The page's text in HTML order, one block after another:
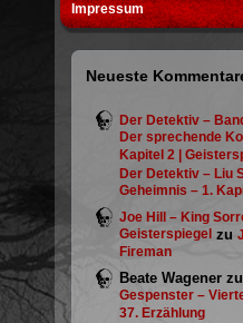
Impressum
Neueste
Der Detektiv –
Der sprechende
Kapitel 2 |
Der Detektiv – Liu
Geheimnis – 1.
Joe Hill – King
Geisterspiegel zu
Fireman
Beate Wagener zu
Gespenster –
37. Erzählung